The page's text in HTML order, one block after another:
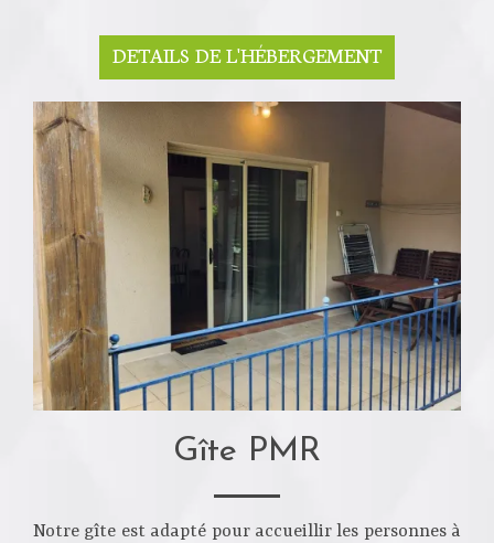
DETAILS DE L'HÉBERGEMENT
Gîte PMR
Notre gîte est adapté pour accueillir les personnes à